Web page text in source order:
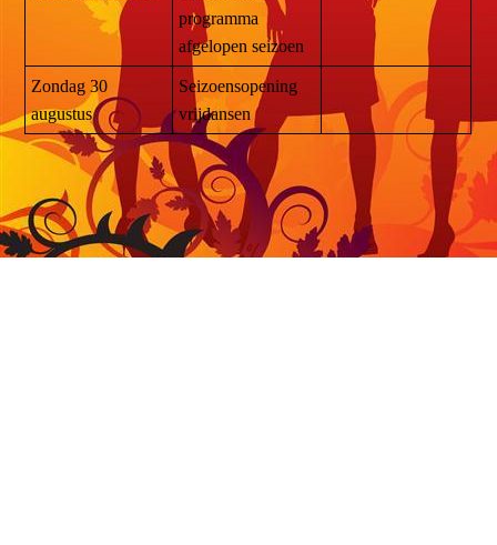
programma
afgelopen seizoen
Zondag 30
augustus
Seizoensopening
vrijdansen